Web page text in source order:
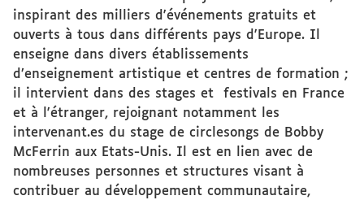
inspirant des milliers d'événements gratuits et
ouverts à tous dans différents pays d'Europe. Il
enseigne dans divers établissements
d’enseignement artistique et centres de formation ;
il intervient dans des stages et festivals en France
et à l'étranger, rejoignant notamment les
intervenant.es du stage de circlesongs de Bobby
McFerrin aux Etats-Unis. Il est en lien avec de
nombreuses personnes et structures visant à
contribuer au développement communautaire,